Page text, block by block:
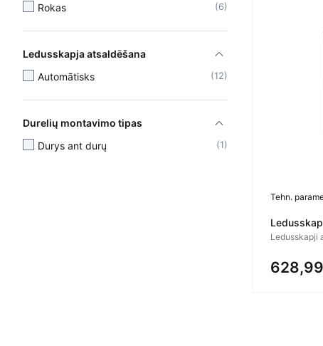
Rokas
6
Ledusskapja atsaldēšana
Automātisks
12
Durelių montavimo tipas
Durys ant durų
1
Tehn.
Ledusskapji